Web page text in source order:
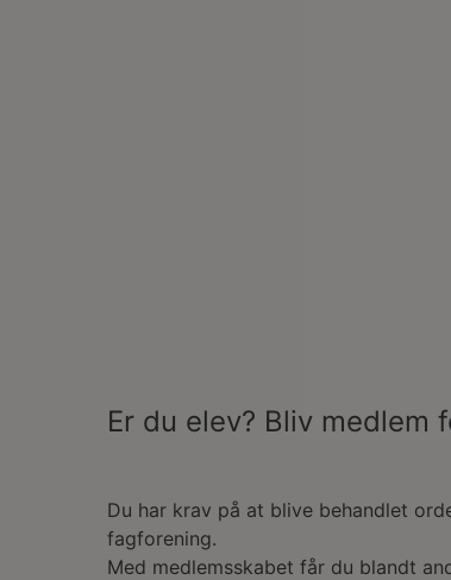
Er du elev? Bliv medlem
Du har krav på at blive behandlet
fagforening.
Med medlemsskabet får du blandt